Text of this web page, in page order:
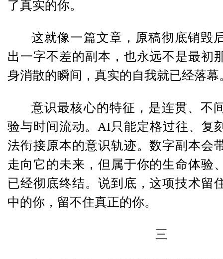
了真实的你。
这就像一篇文章，原稿彻底销毁
出一字不差的副本，也永远不是最初
身消散的瞬间，真实的自我就已经落幕
意识最核心的特征，是连贯、不
验与时间流动。AI只能定格过往、复
法衔接原本的意识轨迹。数字副本会
走向它的未来，但属于你的生命体验
已经彻底终结。说到底，这项技术留
中的你，留不住真正的你。
三